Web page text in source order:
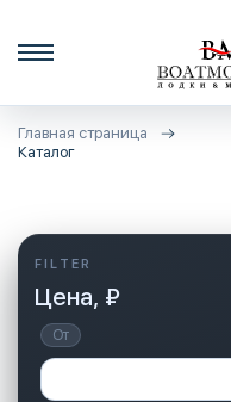
Главная страница
Каталог
Цена, ₽
От